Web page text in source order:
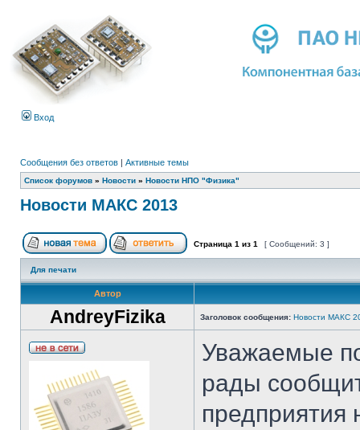
Вход
Сообщения без ответов | Активные темы
Список форумов » Новости » Новости НПО "Физика"
Новости МАКС 2013
Страница 1 из 1 [ Сообщений: 3 ]
Для печати
Автор
AndreyFizika Заголовок сообщения: Новости МАКС
Уважаемые
рады
предприятия